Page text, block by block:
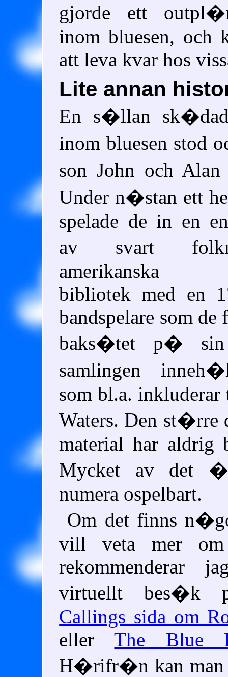
gjorde ett
inom bluesen, och
att leva kvar hos
Lite annan
En s�llan sk�dad
inom bluesen stod
son John och
Under n�stan ett
spelade de in en
av svart
amerikanska
bibliotek med en
bandspelare som
baks�tet p�
samlingen
som bl.a.
Waters. Den st�rre
material har aldrig
Mycket av det
numera ospelbart.
Om det finns
vill veta mer
rekommenderar
virtuellt
Callings sida om
ellerThe Blue
H�rifr�n kan man